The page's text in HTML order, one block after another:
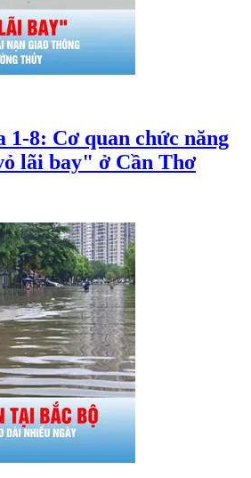
1-8: Cơ quan chức năng
lãi bay" ở Cần Thơ